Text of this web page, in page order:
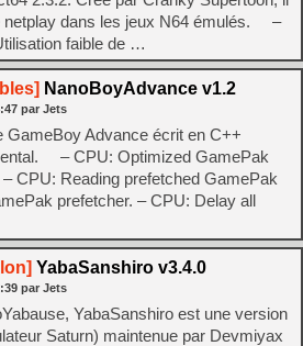
netplay dans les jeux N64 émulés. –
faible de …
NanoBoyAdvance v1.2
par Jets
GameBoy Advance écrit en C++
– CPU: Optimized GamePak
CPU: Reading prefetched GamePak
prefetcher. – CPU: Delay all
YabaSanshiro v3.4.0
par Jets
YabaSanshiro est une version
Saturn) maintenue par Devmiyax